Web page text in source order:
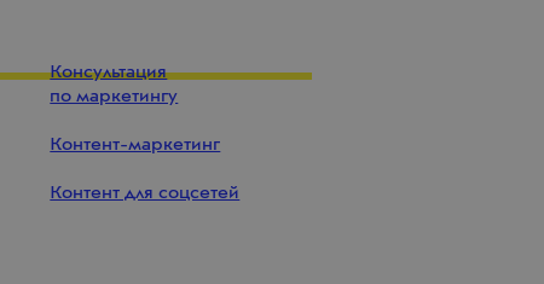
Консультация
по маркетингу
Контент-маркетинг
Контент для соцсетей